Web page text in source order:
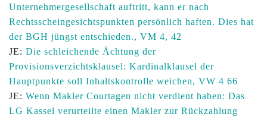
Unternehmergesellschaft auftritt, kann er nach
Rechtsscheingesichtspunkten persönlich haften. Dies hat
der BGH jüngst entschieden., VM 4, 42
JE: Die schleichende Ächtung der
Provisionsverzichtsklausel: Kardinalklausel der
Hauptpunkte soll Inhaltskontrolle weichen, VW 4 66
JE: Wenn Makler Courtagen nicht verdient haben: Das
LG Kassel verurteilte einen Makler zur Rückzahlung